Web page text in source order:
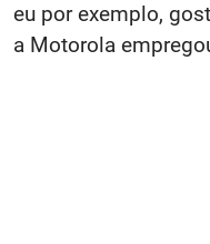
eu por exemplo,
a Motorola